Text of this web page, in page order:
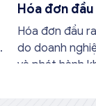
Hóa đơn
quy định và
buộc mới
Hóa đơn đầu
do doanh
và phát hành
dịch vụ cho